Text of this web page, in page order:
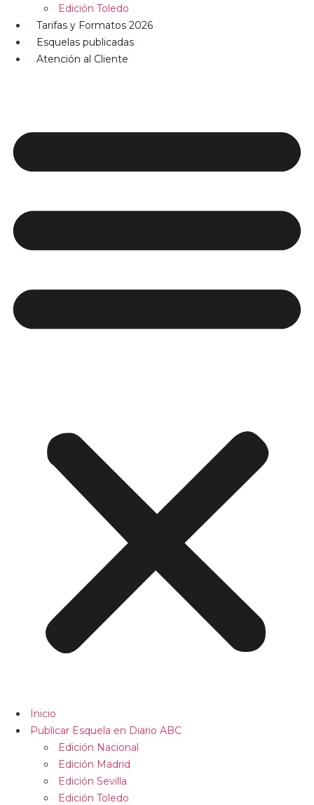
Edición Toledo
Tarifas y Formatos 2026
Esquelas publicadas
Atención al Cliente
Inicio
Publicar Esquela en Diario ABC
Edición Nacional
Edición Madrid
Edición Sevilla
Edición Toledo